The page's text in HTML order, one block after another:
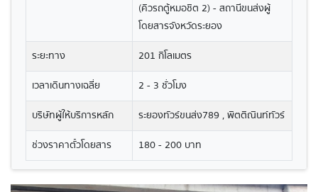
(คิวรถตู้หมอชิต 2) - สถานีขนส่งผู้
โดยสารจังหวัดระยอง
ระยะทาง
201 กิโลเมตร
เวลาเดินทางเฉลี่ย
2 - 3 ชั่วโมง
บริษัทผู้ให้บริการหลัก
ระยองทัวร์ขนส่ง789 , พิตติณินท์ทัวร์
ช่วงราคาตั๋วโดยสาร
180 - 200 บาท